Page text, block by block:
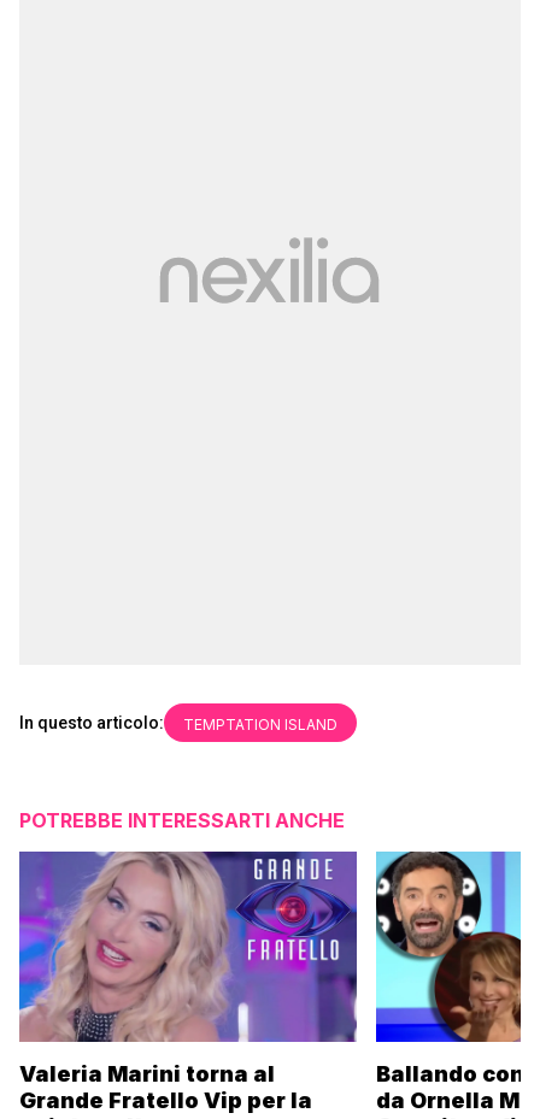
In questo articolo: TEMPTATION ISLAND
POTREBBE INTERESSARTI ANCHE
Valeria Marini torna al
Grande Fratello Vip per la
Ballando con
da Ornella